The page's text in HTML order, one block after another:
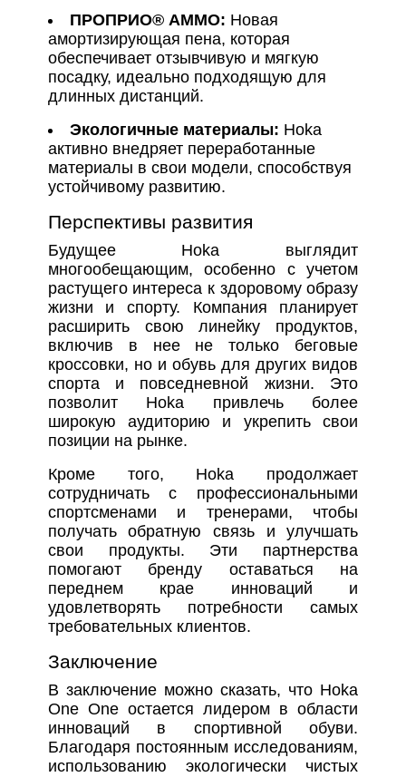
ПРОПРИО® АММО: Новая
амортизирующая пена, которая
обеспечивает отзывчивую и мягкую
посадку, идеально подходящую для
длинных дистанций.
Экологичные материалы: Hoka
активно внедряет переработанные
материалы в свои модели, способствуя
устойчивому развитию.
Перспективы развития
Будущее Hoka выглядит
многообещающим, особенно с учетом
растущего интереса к здоровому образу
жизни и спорту. Компания планирует
расширить свою линейку продуктов,
включив в нее не только беговые
кроссовки, но и обувь для других видов
спорта и повседневной жизни. Это
позволит Hoka привлечь более
широкую аудиторию и укрепить свои
позиции на рынке.
Кроме того, Hoka продолжает
сотрудничать с профессиональными
спортсменами и тренерами, чтобы
получать обратную связь и улучшать
свои продукты. Эти партнерства
помогают бренду оставаться на
переднем крае инноваций и
удовлетворять потребности самых
требовательных клиентов.
Заключение
В заключение можно сказать, что Hoka
One One остается лидером в области
инноваций в спортивной обуви.
Благодаря постоянным исследованиям,
использованию экологически чистых